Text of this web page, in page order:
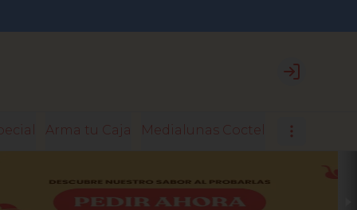
Login
Arma tu Caja Medialunas Coctel